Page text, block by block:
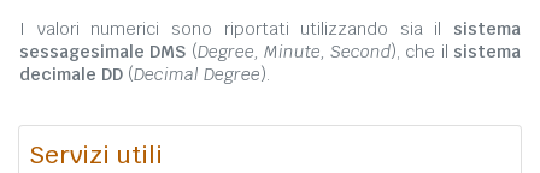
I valori numerici sono riportati utilizzando sia il sistema
sessagesimale DMS (Degree, Minute, Second), che il sistema
decimale DD (Decimal Degree).
Servizi utili